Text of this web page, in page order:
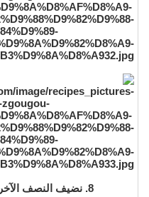
8. نضيف النصف الآخر من خليط الزقوقو و الماء